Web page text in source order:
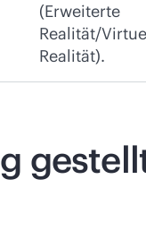
(Erweiterte
Realität/
Realität).